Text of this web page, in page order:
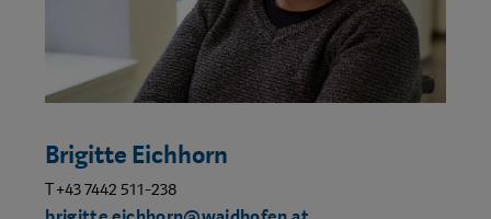
Brigitte Eichhorn
T +43 7442 511-238